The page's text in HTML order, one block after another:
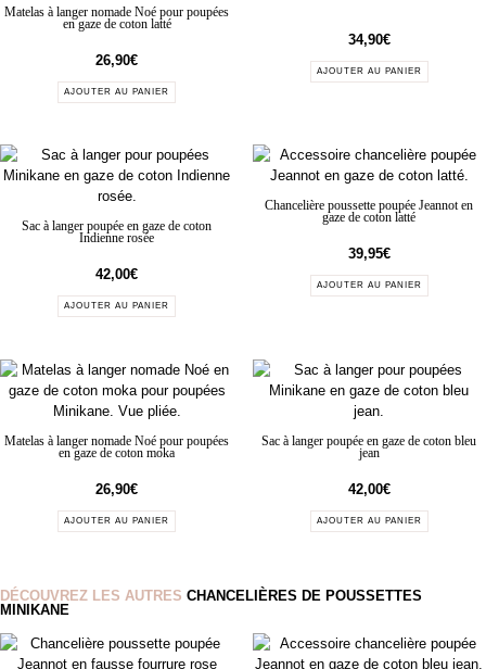
Matelas à langer nomade Noé pour poupées
en gaze de coton latté
26,90€
AJOUTER AU PANIER
34,90€
AJOUTER AU PANIER
Sac à langer poupée en gaze de coton
Indienne rosée
42,00€
AJOUTER AU PANIER
Chancelière poussette poupée Jeannot en
gaze de coton latté
39,95€
AJOUTER AU PANIER
Matelas à langer nomade Noé pour poupées
en gaze de coton moka
26,90€
AJOUTER AU PANIER
Sac à langer poupée en gaze de coton bleu
jean
42,00€
AJOUTER AU PANIER
DÉCOUVREZ LES AUTRES CHANCELIÈRES DE POUSSETTES
MINIKANE